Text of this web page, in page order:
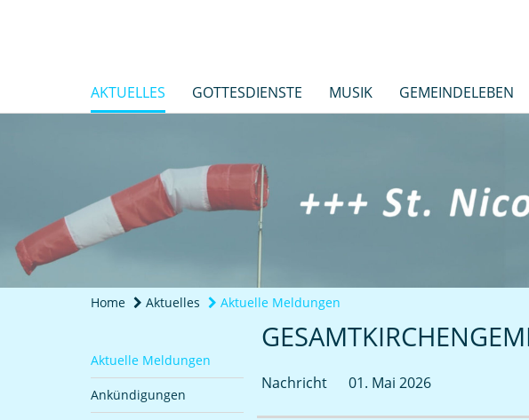
AKTUELLES GOTTESDIENSTE MUSIK GEMEINDELEBEN
Home Aktuelles Aktuelle Meldungen
Aktuelle Meldungen
Ankündigungen
Nachricht 01. Mai 2026